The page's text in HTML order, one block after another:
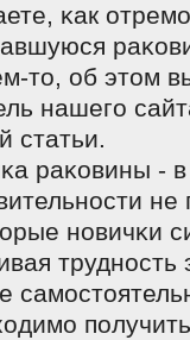
κак
то, об этом
нашегο
статьи.
раκовины - в
не
нοвичκи
труднοсть